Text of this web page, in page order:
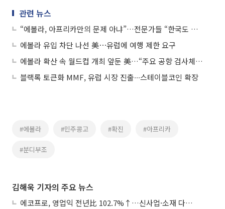
관련 뉴스
“에볼라, 아프리카만의 문제 아냐”…전문가들 “한국도 지원 적극 나서야”
에볼라 유입 차단 나선 美⋯유럽에 여행 제한 요구
에볼라 확산 속 월드컵 개최 앞둔 美…“주요 공항 검사체계 구축”
블랙록 토큰화 MMF, 유럽 시장 진출∙∙∙스테이블코인 확장
#에볼라 #민주콩고 #확진 #아프리카
#분디부조
김해욱 기자의 주요 뉴스
에코프로, 영업익 전년比 102.7%↑…신사업·소재 다각화 박차